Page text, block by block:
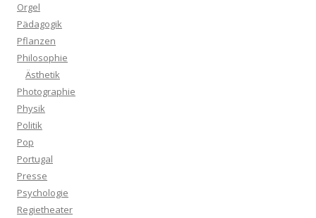
Orgel
Pädagogik
Pflanzen
Philosophie
Ästhetik
Photographie
Physik
Politik
Pop
Portugal
Presse
Psychologie
Regietheater